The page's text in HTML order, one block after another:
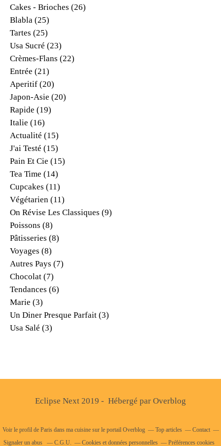
Cakes - Brioches (26)
Blabla (25)
Tartes (25)
Usa Sucré (23)
Crèmes-Flans (22)
Entrée (21)
Aperitif (20)
Japon-Asie (20)
Rapide (19)
Italie (16)
Actualité (15)
J'ai Testé (15)
Pain Et Cie (15)
Tea Time (14)
Cupcakes (11)
Végétarien (11)
On Révise Les Classiques (9)
Poissons (8)
Pâtisseries (8)
Voyages (8)
Autres Pays (7)
Chocolat (7)
Tendances (6)
Marie (3)
Un Diner Presque Parfait (3)
Usa Salé (3)
Eclipse Next 2019 - Hébergé par Overblog
Voir le profil de Paris dans ma cuisinesur le portail Overblog Top articles
Contact
Signaler un abus
C.G.U. Cookies et données personnelles Préférences cookies